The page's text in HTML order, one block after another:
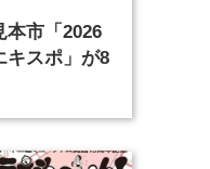
本市「2026
キスポ」が8